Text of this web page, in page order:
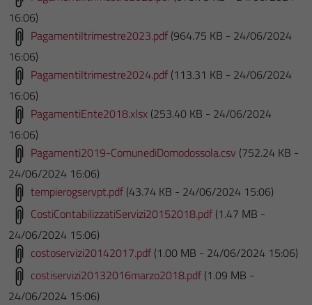
16:06)
PagamentiItrimestre2023.pdf (964.75 KB - 24/06/2024
16:06)
PagamentiItrimestre2024.pdf (113.31 KB - 24/06/2024
16:06)
PagamentiEnte2018.xlsx (253.40 KB - 24/06/2024
16:06)
Pagamenti2019-ComunediDomodossola.csv (752.24 KB -
24/06/2024 16:06)
tempierogservpt.pdf (43.74 KB - 24/06/2024 15:06)
CostiContabilizzatiServizi20152018.pdf (1.47 MB -
24/06/2024 15:06)
costoservizi20142017.pdf (1.00 MB - 24/06/2024 15:06)
costiservizi20132016marzo2018.pdf (1.09 MB -
24/06/2024 15:06)